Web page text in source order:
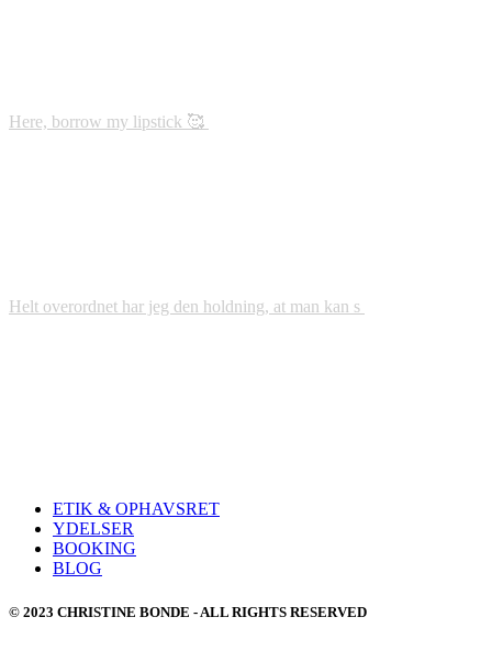
Here, borrow my lipstick 🥰
Helt overordnet har jeg den holdning, at man kan s
ETIK & OPHAVSRET
YDELSER
BOOKING
BLOG
© 2023 CHRISTINE BONDE - ALL RIGHTS RESERVED